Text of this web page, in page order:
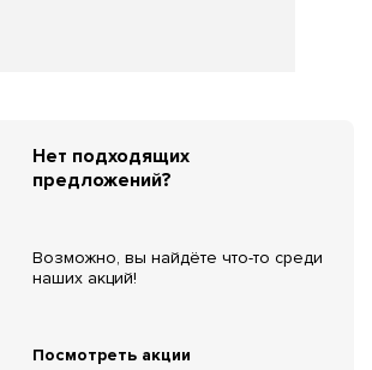
Нет подходящих
предложений?
Возможно, вы найдёте что-то среди
наших акций!
Посмотреть акции